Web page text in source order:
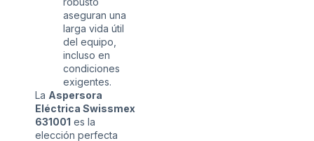
aseguran una
larga vida útil
del equipo,
incluso en
condiciones
exigentes.
La Aspersora
Eléctrica Swissmex
631001 es la
elección perfecta